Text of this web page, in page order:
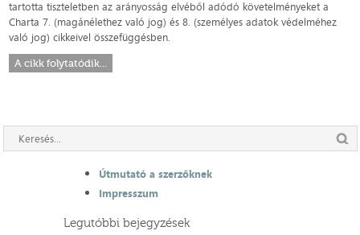
tartotta tiszteletben az arányosság elvéből adódó követelményeket a
Charta 7. (magánélethez való jog) és 8. (személyes adatok védelméhez
való jog) cikkeivel összefüggésben.
A cikk folytatódik...
Útmutató a szerzőknek
Impresszum
Legutóbbi bejegyzések